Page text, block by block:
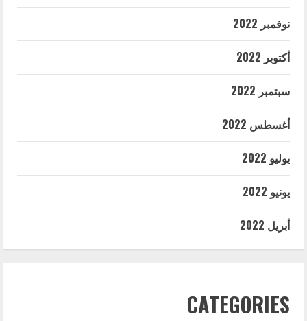
نوفمبر 2022
أكتوبر 2022
سبتمبر 2022
أغسطس 2022
يوليو 2022
يونيو 2022
أبريل 2022
CATEGORIES